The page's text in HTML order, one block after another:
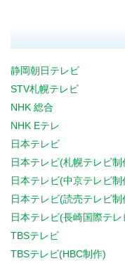
静岡朝日テレビ
STV札幌テレビ
NHK 総合
NHK Eテレ
日本テレビ
日本テレビ(札幌テレビ制
日本テレビ(中京テレビ制
日本テレビ(読売テレビ制
日本テレビ(長崎国際テレ
TBSテレビ
TBSテレビ(HBC制作)